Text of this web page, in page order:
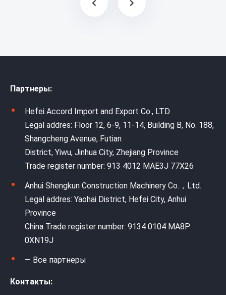
Партнеры:
Hefei Accord Import and Export Co., LTD
Legal addres: Floor 12, 6-9, 11-14, Building B, No. 188,
Shangcheng Avenue, Futian
District, Yiwu, Jinhua City, Zhejiang Province
Trade register number: 913 4012 MAE3J 77X26
Anhui Shengkun Construction Machinery Co.，Ltd.
Legal addres: Yaohai District, Hefei City, Anhui
Province
China Trade register number: 9134 0104 MA8P
0XN19J
— Все партнеры
Контакты: